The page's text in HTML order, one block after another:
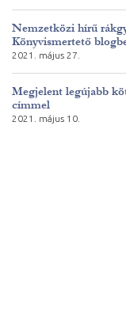
Nemzetközi hírű
Könyvismertető
2021. május 27.
Megjelent legújabb
címmel
2021. május 10.